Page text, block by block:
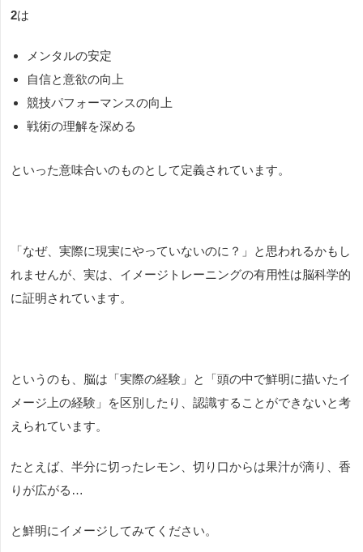
2は
メンタルの安定
自信と意欲の向上
競技パフォーマンスの向上
戦術の理解を深める
といった意味合いのものとして定義されています。
「なぜ、実際に現実にやっていないのに？」と思われるかもし
れませんが、 実は、イメージトレーニングの有用性は脳科学的
に証明されています。
というのも、脳は「実際の経験」と「頭の中で鮮明に描いたイ
メージ上の経験」を区別したり、認識することができないと考
えられています。
たとえば、半分に切ったレモン、切り口からは果汁が滴り、香
りが広がる…
と鮮明にイメージしてみてください。